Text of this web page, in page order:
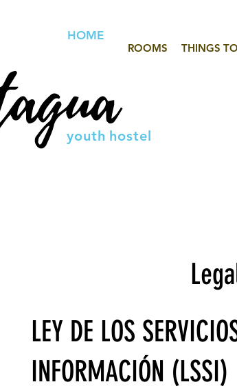
ROOMS THINGS
HOME
youth hostel
LEY DE LOS
INFORMACIÓN (LSSI)